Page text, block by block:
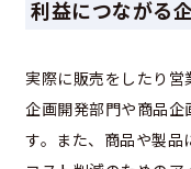
利益につながる
実際に販売をしたり営
企画開発部門や商品
す。また、商品や製品